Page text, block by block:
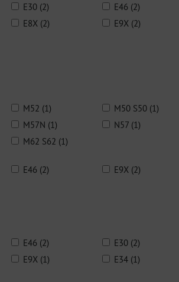
E30 (2)
E46 (2)
E8X (2) E9X (2)
M52 (1)
M50 S50 (1)
M57N (1)
N57 (1)
M62 S62 (1)
E46 (2)
E9X (2)
E46 (2)
E30 (2)
E9X (1)
E34 (1)